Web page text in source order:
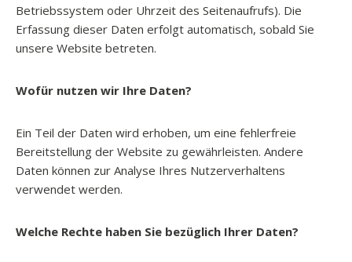
Betriebssystem oder Uhrzeit des Seitenaufrufs). Die
Erfassung dieser Daten erfolgt automatisch, sobald Sie
unsere Website betreten.
Wofür nutzen wir Ihre Daten?
Ein Teil der Daten wird erhoben, um eine fehlerfreie
Bereitstellung der Website zu gewährleisten. Andere
Daten können zur Analyse Ihres Nutzerverhaltens
verwendet werden.
Welche Rechte haben Sie bezüglich Ihrer Daten?